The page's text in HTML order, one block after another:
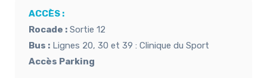
ACCÈS :
Rocade : Sortie 12
Bus : Lignes 20, 30 et 39 : Clinique du Sport
Accès Parking